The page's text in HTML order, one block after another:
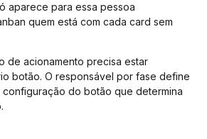
aparece para essa pessoa
quem está com cada card sem
de acionamento precisa estar
botão. O responsável por fase define
configuração do botão que determina